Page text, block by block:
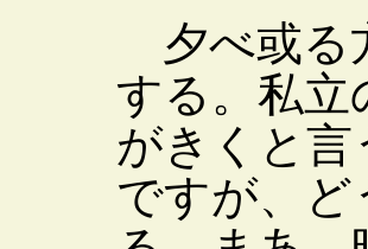
夕べ或る
する。私立
がきくと
ですが、